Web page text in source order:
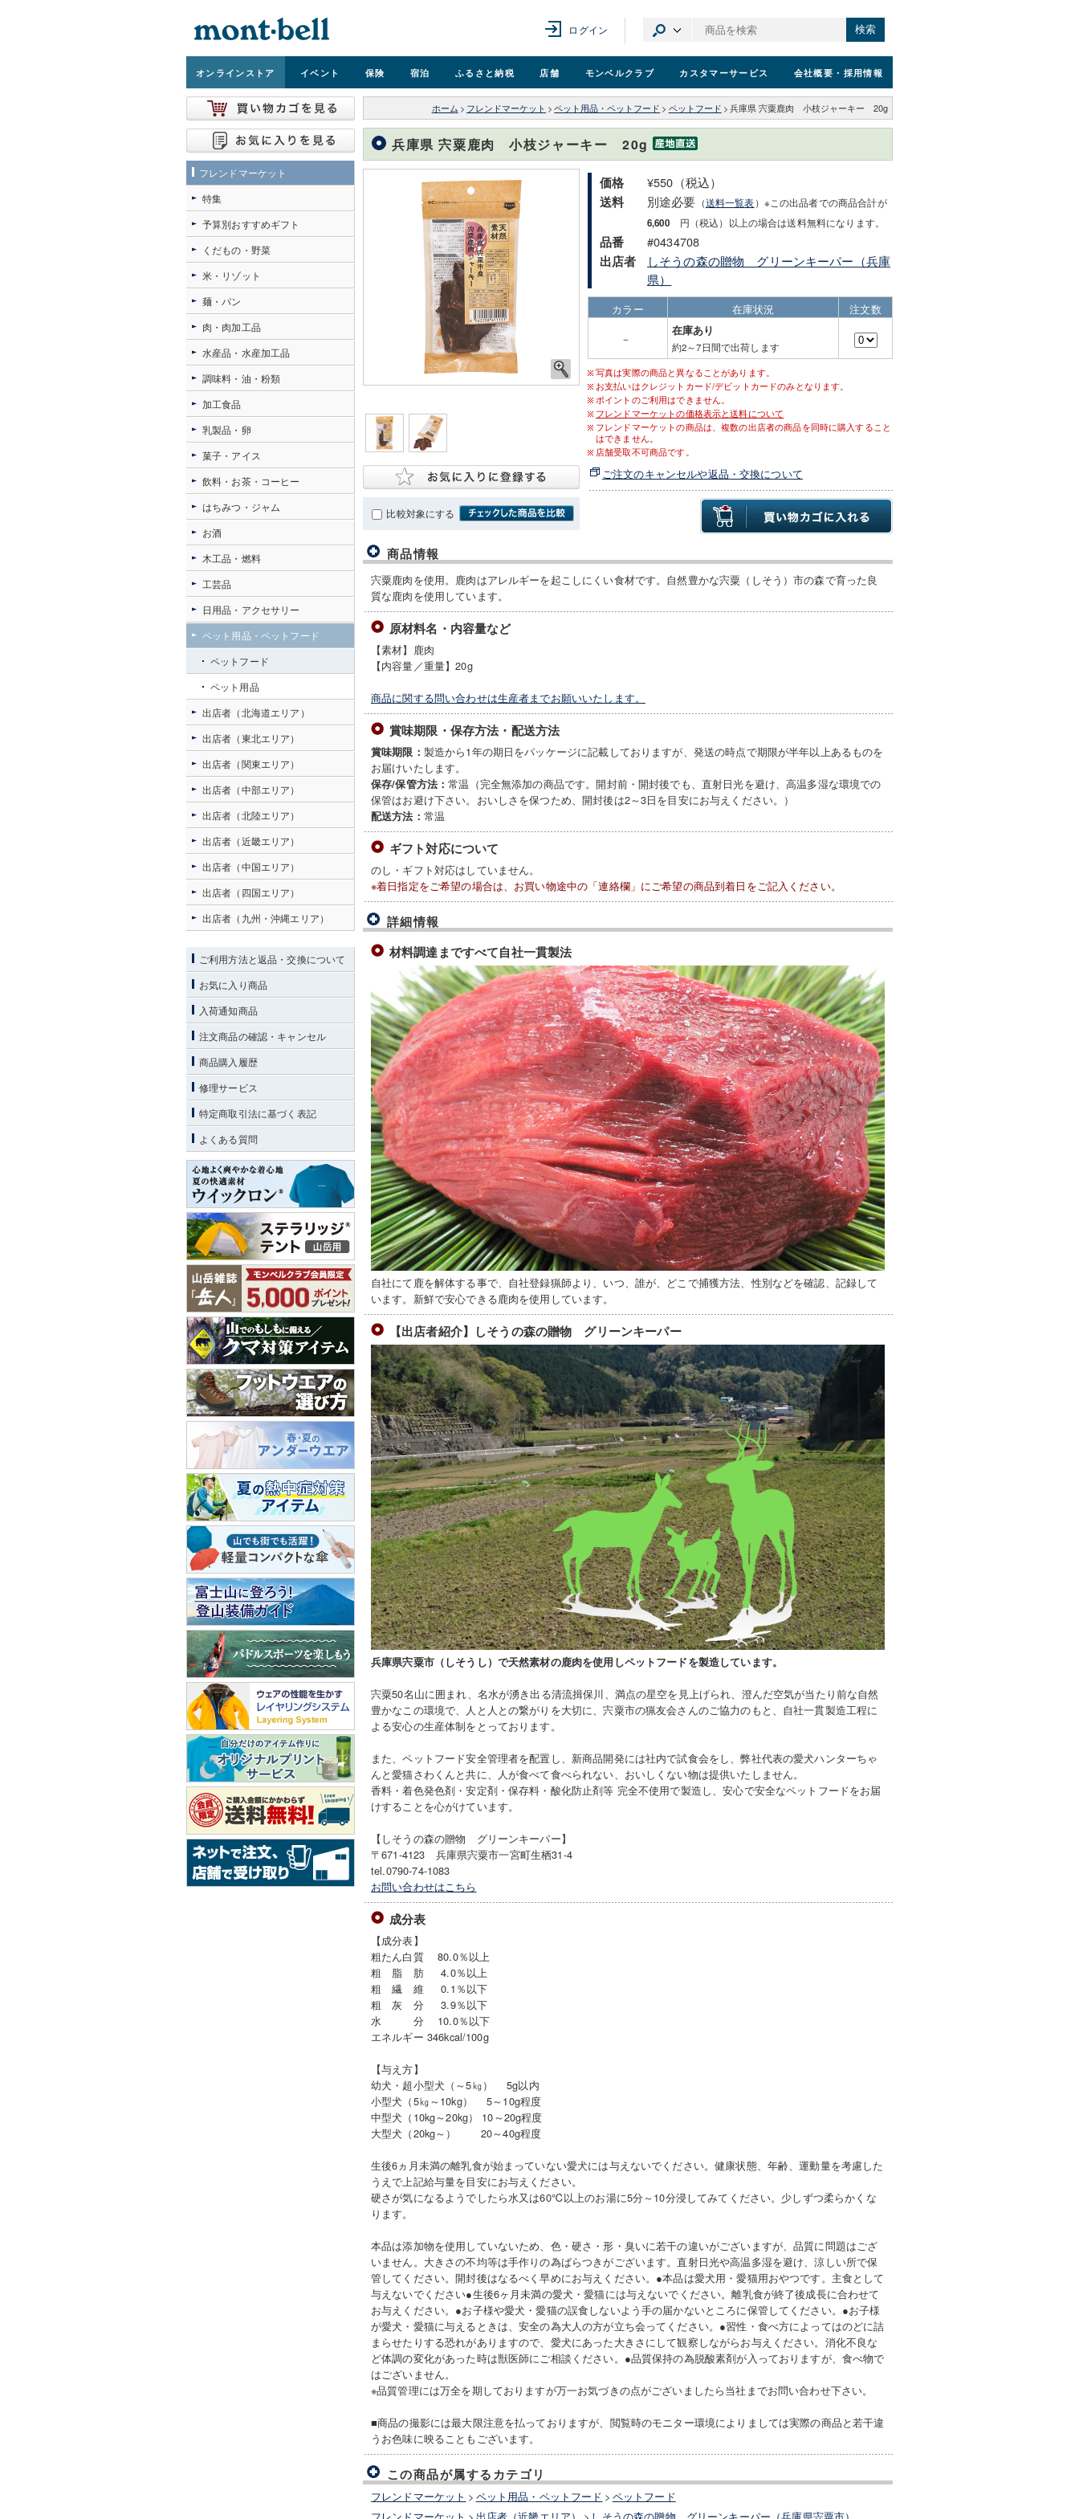
ログイン 検索
オンラインストア イベント 保険 宿泊 ふるさと納税 店舗 モンベルクラブ カスタマーサービス 会社概要 ・採用情報
ホーム > フレンドマーケット > ペット用品・ペットフード > ペットフード > 兵庫県 宍粟鹿肉 小枝ジャーキー 20g
兵庫県 宍粟鹿肉 小枝ジャーキー 20g
比較対象にする
価格 ¥550（税込）
送料 別途必要 （送料一覧表）※この出品者での商品合計が
6,600 円（税込）以上の場合は送料無料になります。
品番 #0434708
出店者
しそうの森の贈物 グリーンキーパー（兵庫
県）
カラー 在庫状況
注文数
－
在庫あり
約2～7日間で出荷します
写真は実際の商品と異なることがあります。
お支払いはクレジットカード/デビットカードのみとなります。
ポイントのご利用はできません。
フレンドマーケットの価格表示と送料について
フレンドマーケットの商品は、複数の出店者の商品を同時に購入すること
はできません。
店舗受取不可商品です。
ご注文のキャンセルや返品・交換について
商品情報
宍粟鹿肉を使用。鹿肉はアレルギーを起こしにくい食材です。自然豊かな宍粟（しそう）市の森で育った良
質な鹿肉を使用しています。
原材料名・内容量など
【素材】鹿肉
【内容量／重量】20g
商品に関する問い合わせは生産者までお願いいたします。
賞味期限・保存方法・配送方法
賞味期限： 製造から1年の期日をパッケージに記載しておりますが、発送の時点で期限が半年以上あるものを
お届けいたします。
保存/保管方法：常温（完全無添加の商品です。開封前・開封後でも、直射日光を避け、高温多湿な環境での
保管はお避け下さい。おいしさを保つため、開封後は2～3日を目安にお与えください。）
配送方法： 常温
ギフト対応について
のし・ギフト対応はしていません。
※着日指定をご希望の場合は、お買い物途中の「連絡欄」にご希望の商品到着日をご記入ください。
詳細情報
材料調達まですべて自社一貫製法
自社にて鹿を解体する事で、自社登録猟師より、いつ、誰が、どこで捕獲方法、性別などを確認、記録して
います。新鮮で安心できる鹿肉を使用しています。
【出店者紹介】しそうの森の贈物 グリーンキーパー
兵庫県宍粟市（しそうし）で天然素材の鹿肉を使用しペットフードを製造しています。
宍粟50名⼭に囲まれ、名⽔が湧き出る清流揖保川、満点の星空を⾒上げられ、澄んだ空気が当たり前な⾃然
豊かなこの環境で、⼈と⼈との繋がりを⼤切に、宍粟市の猟友会さんのご協⼒のもと、⾃社⼀貫製造⼯程に
よる安⼼の⽣産体制をとっております。
また、ペットフード安全管理者を配置し、新商品開発には社内で試⾷会をし、弊社代表の愛犬ハンターちゃ
んと愛猫さわくんと共に、⼈が⾷べて⾷べられない、おいしくない物は提供いたしません。
香料・着色発色剤・安定剤・保存料・酸化防止剤等 完全不使用で製造し、安⼼で安全なペットフードをお届
けすることを⼼がけています。
【しそうの森の贈物 グリーンキーパー】
〒671-4123 兵庫県宍粟市一宮町生栖31-4
tel.0790-74-1083
お問い合わせはこちら
成分表
【成分表】
粗たん白質 80.0％以上
粗 脂 肪 4.0％以上
粗 繊 維 0.1％以下
粗 灰 分 3.9％以下
水 分 10.0％以下
エネルギー 346kcal/100g
【与え方】
幼犬・超小型犬（～5㎏） 5g以内
小型犬（5㎏～10kg） 5～10g程度
中型犬（10kg～20kg） 10～20g程度
大型犬（20kg～） 20～40g程度
生後6ヵ月未満の離乳食が始まっていない愛犬には与えないでください。健康状態、年齢、運動量を考慮した
うえで上記給与量を目安にお与えください。
硬さが気になるようでしたら水又は60℃以上のお湯に5分～10分浸してみてください。少しずつ柔らかくな
ります。
本品は添加物を使用していないため、色・硬さ・形・臭いに若干の違いがございますが、品質に問題はござ
いません。大きさの不均等は手作りの為ばらつきがございます。直射日光や高温多湿を避け、涼しい所で保
管してください。開封後はなるべく早めにお与えください。●本品は愛犬用・愛猫用おやつです。主食として
与えないでください●生後6ヶ月未満の愛犬・愛猫には与えないでください。離乳食が終了後成長に合わせて
お与えください。●お子様や愛犬・愛猫の誤食しないよう手の届かないところに保管してください。●お子様
が愛犬・愛猫に与えるときは、安全の為大人の方が立ち会ってください。●習性・食べ方によってはのどに詰
まらせたりする恐れがありますので、愛犬にあった大きさにして観察しながらお与えください。消化不良な
ど体調の変化があった時は獣医師にご相談ください。●品質保持の為脱酸素剤が入っておりますが、食べ物で
はございません。
※品質管理には万全を期しておりますが万一お気づきの点がございましたら当社までお問い合わせ下さい。
■商品の撮影には最大限注意を払っておりますが、閲覧時のモニター環境によりましては実際の商品と若干違
うお色味に映ることもございます。
この商品が属するカテゴリ
フレンドマーケット > ペット用品・ペットフード > ペットフード
フレンドマーケット
特集
予算別おすすめギフト
くだもの・野菜
米・リゾット
麺・パン
肉・肉加工品
水産品・水産加工品
調味料・油・粉類
加工食品
乳製品・卵
菓子・アイス
飲料・お茶・コーヒー
はちみつ・ジャム
お酒
木工品・燃料
工芸品
日用品・アクセサリー
ペット用品・ペットフード
ペットフード
ペット用品
出店者（北海道エリア）
出店者（東北エリア）
出店者（関東エリア）
出店者（中部エリア）
出店者（北陸エリア）
出店者（近畿エリア）
出店者（中国エリア）
出店者（四国エリア）
出店者（九州・沖縄エリア）
ご利用方法と返品・交換について
お気に入り商品
入荷通知商品
注文商品の確認・キャンセル
商品購入履歴
修理サービス
特定商取引法に基づく表記
よくある質問